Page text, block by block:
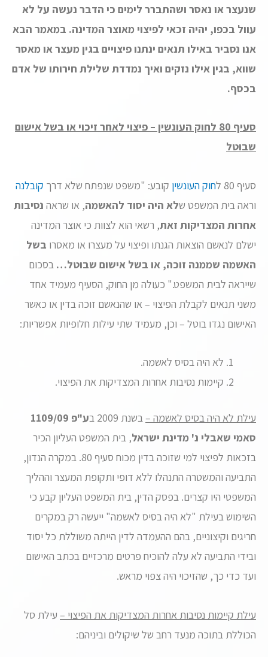
שנעצר או נאסר ושהתברר לימים כי הדבר נעשה על לא
עוול בכפו, יהיה זכאי לפיצוי מאוצר המדינה. במאמר הבא
אנו נסביר באילו תנאים ינתנו פיצויים בגין מעצר או מאסר
שווא, בגין אילו נזקים ואיך נמדדת שלילת חירותו של אדם
בכסף.
סעיף 80 לחוק העונשין – פיצוי לאחר זיכוי או בשל אישום
שבוטל
סעיף 80 ל חוק העונשין קובע: "משפט שנפתח שלא דרך קובלנה
וראה בית המשפט שלא היה יסוד להאשמה, או שראה נסיבות
אחרות המצדיקות זאת, רשאי הוא לצוות כי אוצר המדינה
ישלם לנאשם הוצאות הגנתו ופיצוי על מעצרו או מאסרו בשל
האשמה שממנה זוכה, או בשל אישום שבוטל… בסכום
שייראה לבית המשפט." כעולה מן החוק, הסעיף מעמיד אחד
משני תנאים לקבלת הפיצוי – או שהנאשם זוכה בדין או כאשר
האישום נגדו בוטל – וכן, מעמיד שתי עילות חלופיות אפשריות:
לא היה בסיס לאשמה.
קיימות נסיבות אחרות המצדיקות את הפיצוי.
עילת לא היה בסיס לאשמה –בשנת 2009 ב
ע"פ 1109/09
סאמי שאבלי נ' מדינת ישראל, בית המשפט העליון הכיר
בזכאות לפיצוי למי שזוכה בדין מכוח סעיף 80. במקרה הנדון,
התביעה והמשטרה התנהלו ללא דופי ותקופת המעצר וההליך
המשפטי היו קצרים. בפסק הדין, בית המשפט העליון קבע כי
השימוש בעילת "לא היה בסיס לאשמה" ייעשה רק במקרים
חריגים וקיצוניים, בהם ההעמדה לדין הייתה משוללת כל יסוד
ובידי התביעה לא עלה להוכיח פרטים מרכזיים בכתב האישום
ועד כדי כך, שהזיכוי היה צפוי מראש.
עילת קיימות נסיבות אחרות המצדיקות את הפיצוי – עילת סל
הכוללת בתוכה מנעד רחב של שיקולים וביניהם: